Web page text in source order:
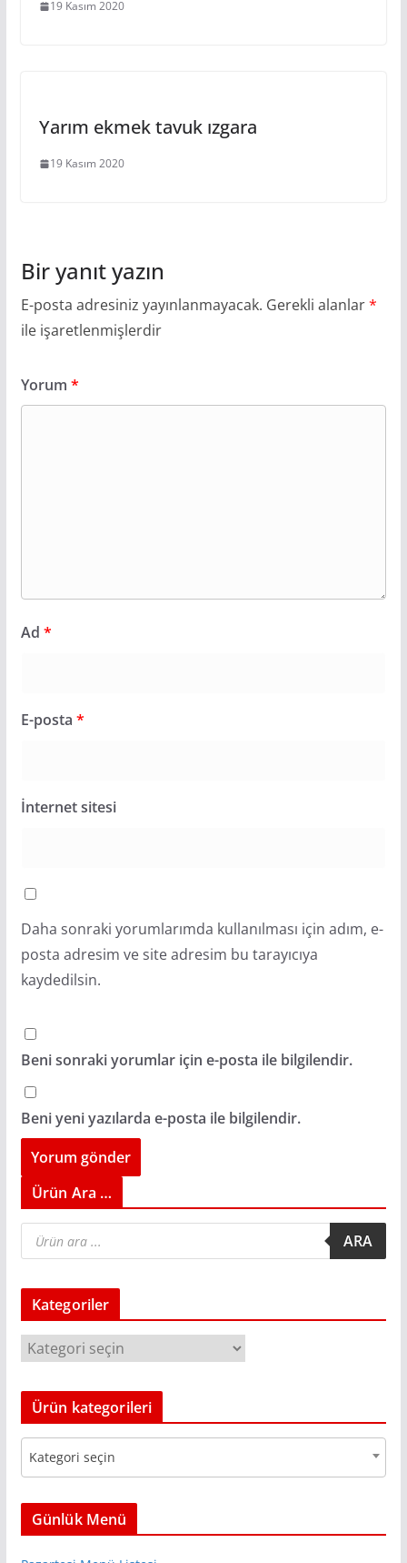
19 Kasım 2020
Yarım ekmek tavuk ızgara
19 Kasım 2020
Bir yanıt yazın
E-posta adresiniz yayınlanmayacak. Gerekli alanlar*
ile işaretlenmişlerdir
Yorum *
Ad *
E-posta *
İnternet sitesi
Daha sonraki yorumlarımda kullanılması için adım, e-
posta adresim ve site adresim bu tarayıcıya
kaydedilsin.
Beni sonraki yorumlar için e-posta ile bilgilendir.
Beni yeni yazılarda e-posta ile bilgilendir.
Ürün Ara …
P
o
c
s
r
h
ARA
Kategoriler
a
t
g
r
i
Ürün kategorileri
Kategori seçin
Günlük Menü